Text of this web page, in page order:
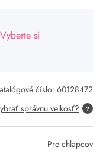
si
číslo: 60128472
správnu veľkosť?
Pre chlapcov